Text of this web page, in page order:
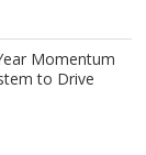
Momentum
to Drive